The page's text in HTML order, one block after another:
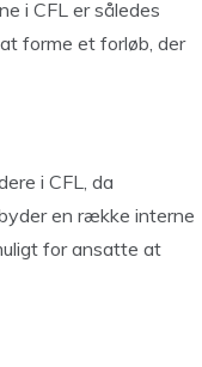
i CFL er således
forme et forløb, der
i CFL, da
en række interne
for ansatte at